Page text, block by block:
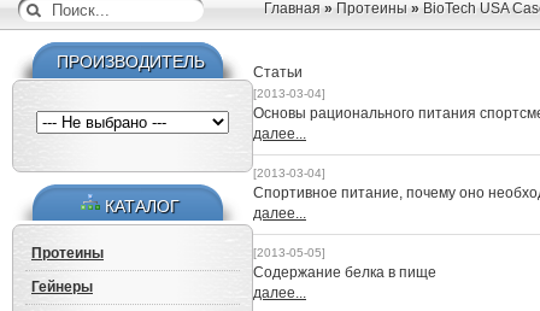
Главная » Протеины » BioTech USA
ПРОИЗВОДИТЕЛЬ
КАТАЛОГ
Протеины
Гейнеры
Статьи
[2013-03-04]
Основы рационального питания
далее...
[2013-03-04]
Спортивное питание, почему оно
далее...
[2013-05-05]
Cодержание белка в пище
далее...